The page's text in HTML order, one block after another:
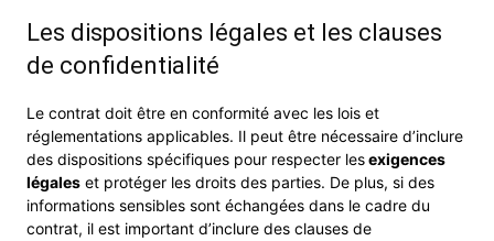
Les dispositions légales et les clauses
de confidentialité
Le contrat doit être en conformité avec les lois et
réglementations applicables. Il peut être nécessaire d’inclure
des dispositions spécifiques pour respecter lesexigences
légales et protéger les droits des parties. De plus, si des
informations sensibles sont échangées dans le cadre du
contrat, il est important d’inclure des clauses de